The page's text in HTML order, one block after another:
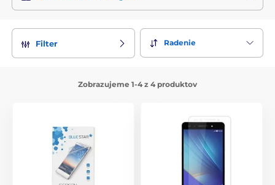
Filter Radenie
Zobrazujeme 1-4 z 4 produktov